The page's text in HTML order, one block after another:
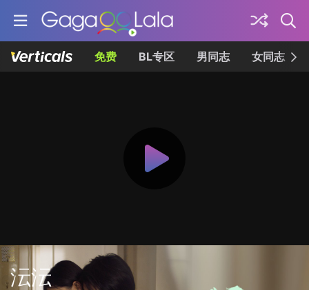
免费 BL专区 男同志 女同志
沄沄